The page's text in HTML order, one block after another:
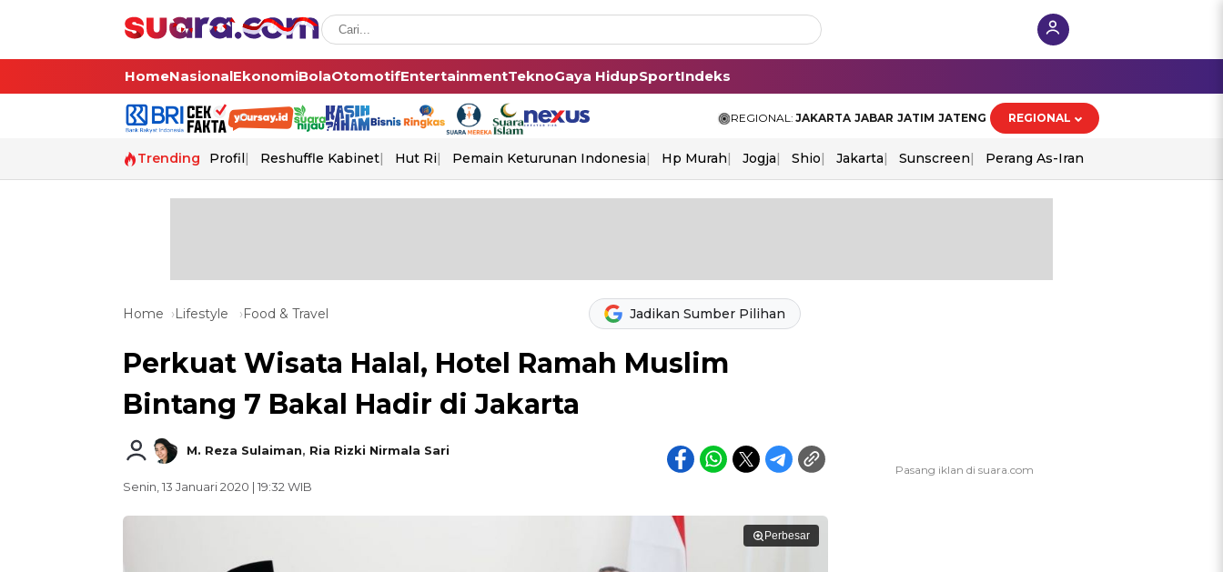
HomeNasionalEkonomiBolaOtomotifEntertainmentTeknoGaya HidupSportIndeks
REGIONAL: JAKARTA JABAR JATIM JATENG REGIONAL
Trending Profil Reshuffle Kabinet Hut Ri Pemain Keturunan Indonesia Hp Murah Jogja Shio Jakarta Sunscreen Perang As-Iran
Home Lifestyle Food & Travel Jadikan Sumber Pilihan
Perkuat Wisata Halal, Hotel Ramah Muslim
Bintang 7 Bakal Hadir di Jakarta
M. Reza Sulaiman, Ria Rizki Nirmala Sari
Senin, 13 Januari 2020 | 19:32 WIB
Perbesar